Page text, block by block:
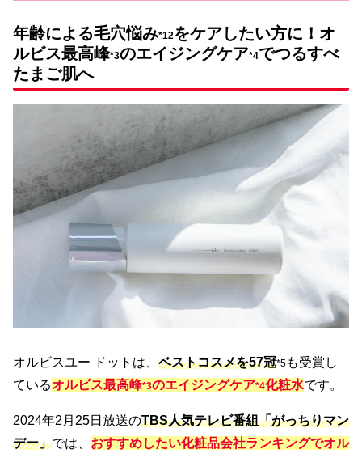
年齢による毛穴悩み*12をケアしたい方に！オ
ルビス最高峰*3のエイジングケア*4でつるすべ
たまご肌へ
オルビスユー ドットは、 ベストコスメを57冠*5 も受賞し
ているオルビス最高峰*3のエイジングケア*4化粧水です。
2024年2月25日放送のTBS人気テレビ番組「がっちりマン
デー」では、 おすすめしたい化粧品会社ランキングでオル